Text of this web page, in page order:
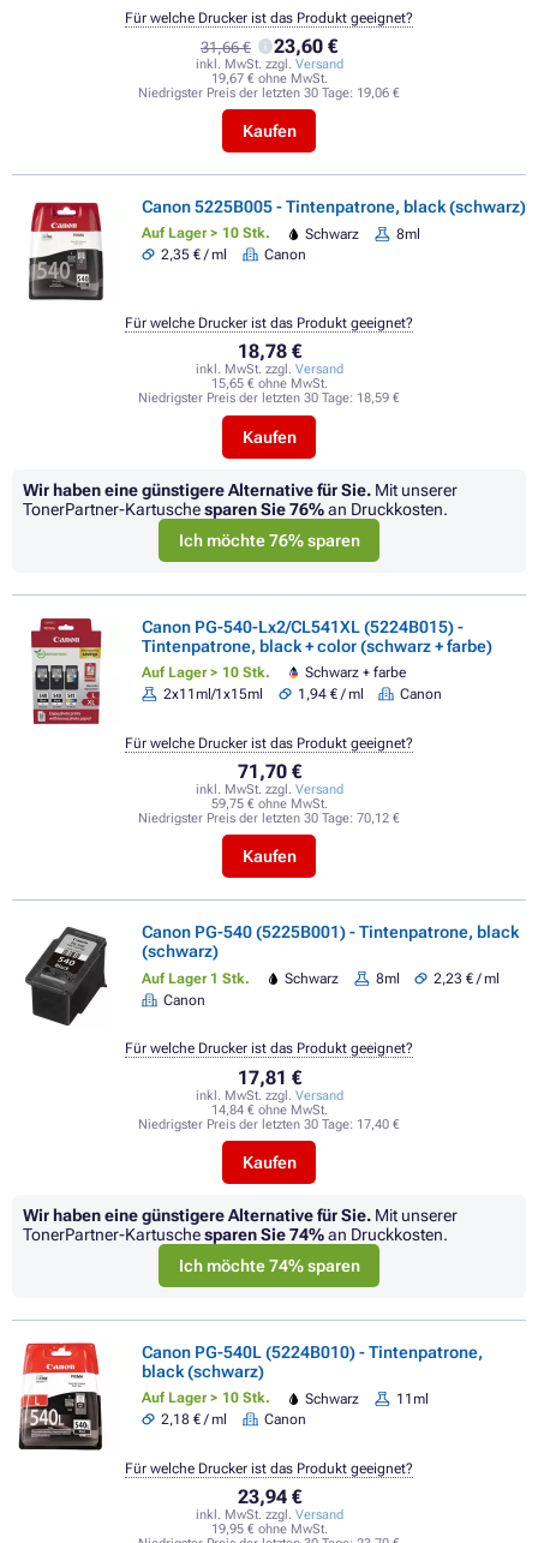
31,66 € 23,60 €
inkl. MwSt. zzgl. Versand
19,67 € ohne MwSt.
Niedrigster Preis der letzten 30 Tage: 19,06 €
Kaufen
Für welche Drucker ist das Produkt geeignet?
Canon 5225B005 - Tintenpatrone, black (schwarz)
Auf Lager > 10 Stk. Schwarz
8ml
2,35 € / ml
Canon
18,78 €
inkl. MwSt. zzgl. Versand
15,65 € ohne MwSt.
Niedrigster Preis der letzten 30 Tage: 18,59 €
Kaufen
Für welche Drucker ist das Produkt geeignet?
Wir haben eine günstigere Alternative für Sie. Mit unserer
TonerPartner-Kartuschesparen Sie76%an Druckkosten.
Ich möchte 76% sparen
Canon PG-540-Lx2/CL541XL (5224B015) -
Tintenpatrone, black + color (schwarz + farbe)
Auf Lager > 10 Stk.
Schwarz + farbe
2x11ml/1x15ml
1,94 € / ml Canon
71,70 €
inkl. MwSt. zzgl. Versand
59,75 € ohne MwSt.
Niedrigster Preis der letzten 30 Tage: 70,12 €
Kaufen
Für welche Drucker ist das Produkt geeignet?
Canon PG-540 (5225B001) - Tintenpatrone, black
(schwarz)
Auf Lager 1 Stk. Schwarz 8ml
2,23 € / ml
Canon
17,81 €
inkl. MwSt. zzgl. Versand
14,84 € ohne MwSt.
Niedrigster Preis der letzten 30 Tage: 17,40 €
Kaufen
Für welche Drucker ist das Produkt geeignet?
Wir haben eine günstigere Alternative für Sie. Mit unserer
TonerPartner-Kartuschesparen Sie74%an Druckkosten.
Ich möchte 74% sparen
Canon PG-540L (5224B010) - Tintenpatrone,
black (schwarz)
Auf Lager > 10 Stk. Schwarz
11ml
2,18 € / ml
Canon
23,94 €
inkl. MwSt. zzgl. Versand
19,95 € ohne MwSt.
Für welche Drucker ist das Produkt geeignet?